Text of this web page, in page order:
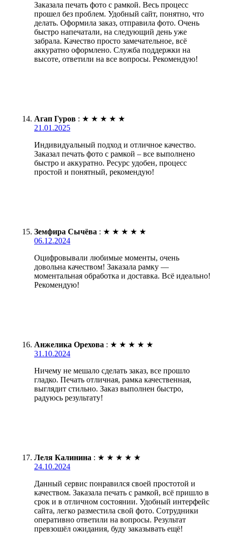
Заказала печать фото с рамкой. Весь процесс
прошел без проблем. Удобный сайт, понятно, что
делать. Оформила заказ, отправила фото. Очень
быстро напечатали, на следующий день уже
забрала. Качество просто замечательное, всё
аккуратно оформлено. Служба поддержки на
высоте, ответили на все вопросы. Рекомендую!
Агап Гуров : ★ ★ ★ ★ ★
21.01.2025
Индивидуальный подход и отличное качество.
Заказал печать фото с рамкой – все выполнено
быстро и аккуратно. Ресурс удобен, процесс
простой и понятный, рекомендую!
Земфира Сычёва : ★ ★ ★ ★ ★
06.12.2024
Оцифровывали любимые моменты, очень
довольна качеством! Заказала рамку —
моментальная обработка и доставка. Всё идеально!
Рекомендую!
Анжелика Орехова : ★ ★ ★ ★ ★
31.10.2024
Ничему не мешало сделать заказ, все прошло
гладко. Печать отличная, рамка качественная,
выглядит стильно. Заказ выполнен быстро,
радуюсь результату!
Леля Калинина : ★ ★ ★ ★ ★
24.10.2024
Данный сервис понравился своей простотой и
качеством. Заказала печать с рамкой, всё пришло в
срок и в отличном состоянии. Удобный интерфейс
сайта, легко разместила свой фото. Сотрудники
оперативно ответили на вопросы. Результат
превзошёл ожидания, буду заказывать ещё!